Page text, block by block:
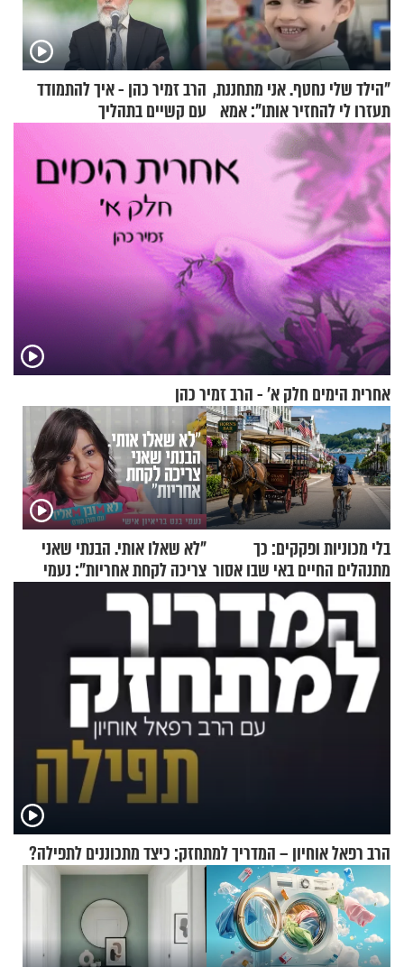
"הילד שלי נחטף. אני מתחננת,
תעזרו לי להחזיר אותו": אמא
של יובל בן ה-4 בריאיון דומע
הרב זמיר כהן - איך להתמודד
עם קשיים בתהליך
אחרית הימים חלק א’ - הרב זמיר כהן
בלי מכוניות ופקקים: כך
מתנהלים החיים באי שבו אסור
לנהוג כבר יותר מ-120 שנה
"לא שאלו אותי. הבנתי שאני
צריכה לקחת אחריות": נעמי
בנט בריאיון אישי
הרב רפאל אוחיון – המדריך למתחזק: כיצד מתכוננים לתפילה?